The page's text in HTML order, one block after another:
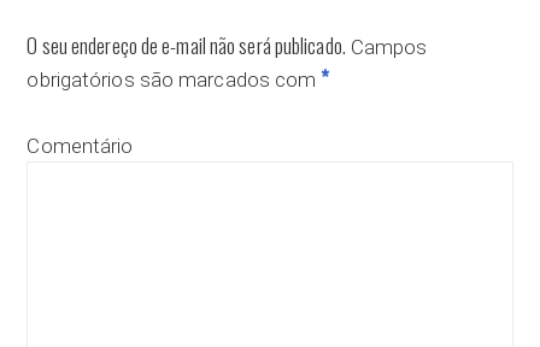
O seu endereço de e-mail não será publicado. Campos
obrigatórios são marcados com *
Comentário